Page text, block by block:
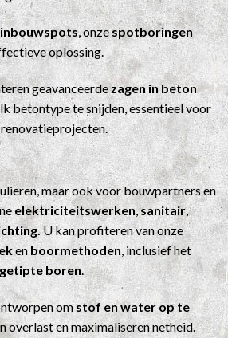
inbouwspots, onzespotboringen
oplossing.
geavanceerde zagen in beton
betontype te snijden, essentieel voor
maar ook voor bouwpartners en
elektriciteitswerken,sanitair,
U kan profiteren van onze
enboormethoden, inclusief het
boren.
omstof en water op te
overlast en maximaliseren netheid.